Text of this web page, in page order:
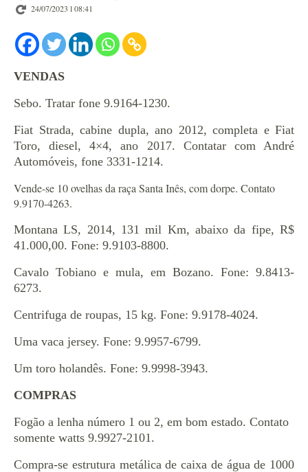
24/07/2023 l 08:41
VENDAS
Sebo. Tratar fone 9.9164-1230.
Fiat Strada, cabine dupla, ano 2012, completa e Fiat
Toro, diesel, 4×4, ano 2017. Contatar com André
Automóveis, fone 3331-1214.
Vende-se 10 ovelhas da raça Santa Inês, com dorpe. Contato
9.9170-4263.
Montana LS, 2014, 131 mil Km, abaixo da fipe, R$
41.000,00. Fone: 9.9103-8800.
Cavalo Tobiano e mula, em Bozano. Fone: 9.8413-
6273.
Centrifuga de roupas, 15 kg. Fone: 9.9178-4024.
Uma vaca jersey. Fone: 9.9957-6799.
Um toro holandês. Fone: 9.9998-3943.
COMPRAS
Fogão a lenha número 1 ou 2, em bom estado. Contato
somente watts 9.9927-2101.
Compra-se estrutura metálica de caixa de água de 1000